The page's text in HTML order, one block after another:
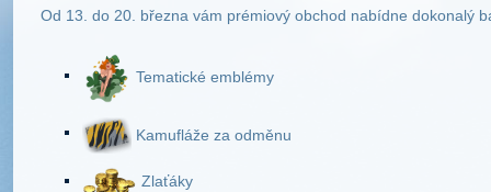
Od 13. do 20. března vám prémiový obchod nabídne dokonalý
Tematické emblémy
Kamufláže za odměnu
Zlaťáky